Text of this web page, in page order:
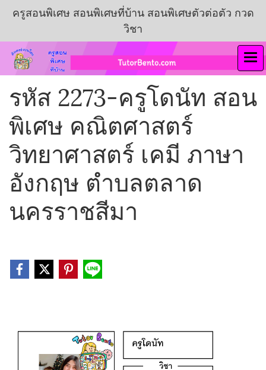
ครูสอนพิเศษ สอนพิเศษที่บ้าน สอนพิเศษตัวต่อตัว กวด
วิชา
รหัส 2273-ครูโดนัท สอน
พิเศษ คณิตศาสตร์
วิทยาศาสตร์ เคมี ภาษา
อังกฤษ ตำบลตลาด
นครราชสีมา